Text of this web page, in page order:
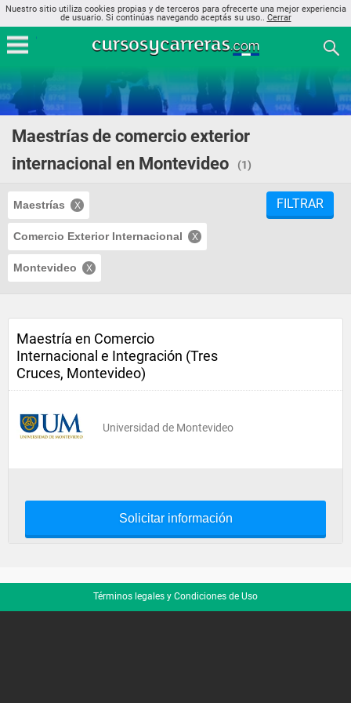
Nuestro sitio utiliza cookies propias y de terceros para ofrecerte una mejor experiencia
de usuario. Si continúas navegando aceptás su uso.. Cerrar
Maestrías de comercio exterior
internacional en Montevideo
(1)
Maestrías
Comercio Exterior Internacional
Montevideo
FILTRAR
Maestría en Comercio
Internacional e Integración (Tres
Cruces, Montevideo)
Universidad de Montevideo
Solicitar información
Términos legales y Condiciones de Uso